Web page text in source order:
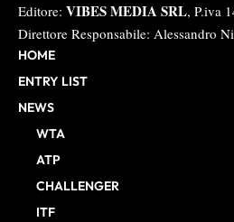
Editore: VIBES MEDIA SRL, P.iva
Direttore Responsabile: Alessandro
HOME
ENTRY LIST
NEWS
WTA
ATP
CHALLENGER
ITF